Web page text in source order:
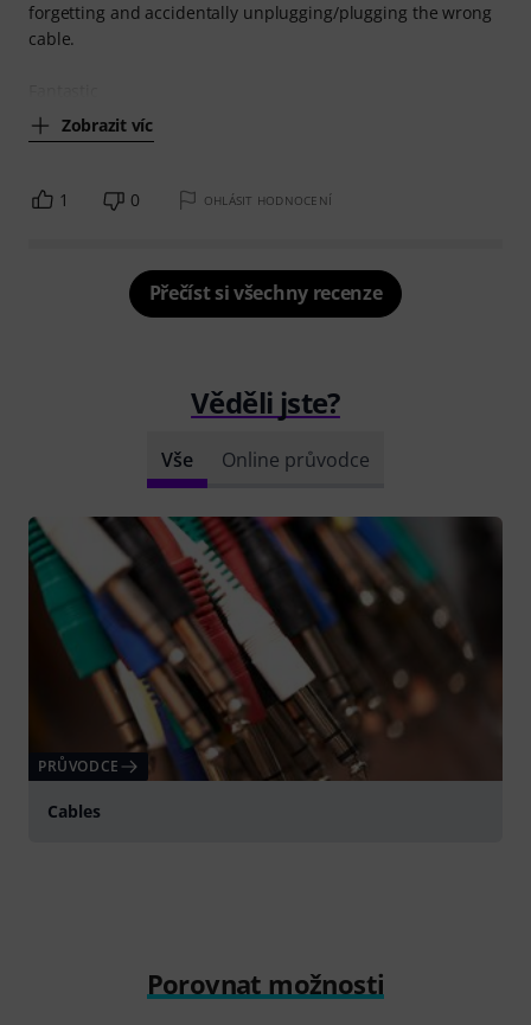
forgetting and accidentally unplugging/plugging the wrong
cable.
Zobrazit víc
1 0 OHLÁSIT HODNOCENÍ
Přečíst si všechny recenze
Věděli jste?
Vše Online průvodce
PRŮVODCE
Cables
Porovnat možnosti